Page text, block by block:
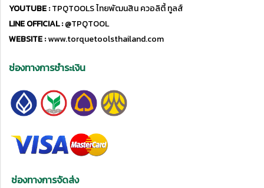
YOUTUBE :TPQTOOLS ไทยพัฒนสิน ควอลิตี้ ทูลส์
LINE OFFICIAL :@TPQTOOL
WEBSITE :www.torquetoolsthailand.com
ช่องทางการชำระเงิน
ช่องทางการจัดส่ง